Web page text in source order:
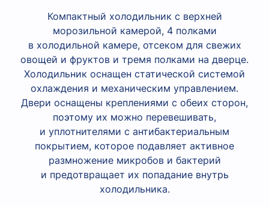
Компактный холодильник с верхней
морозильной камерой, 4 полками
в холодильной камере, отсеком для свежих
овощей и фруктов и тремя полками на дверце.
Холодильник оснащен статической системой
охлаждения и механическим управлением.
Двери оснащены креплениями с обеих сторон,
поэтому их можно перевешивать,
и уплотнителями с антибактериальным
покрытием, которое подавляет активное
размножение микробов и бактерий
и предотвращает их попадание внутрь
холодильника.